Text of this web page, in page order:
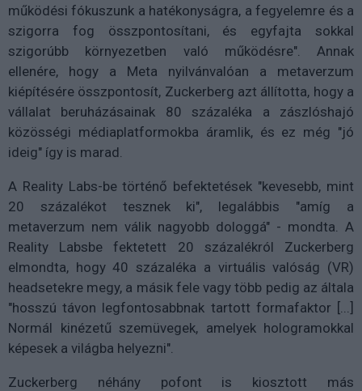
működési fókuszunk a hatékonyságra, a fegyelemre és a
szigorra fog összpontosítani, és egyfajta sokkal
szigorúbb környezetben való működésre". Annak
ellenére, hogy a Meta nyilvánvalóan a metaverzum
kiépítésére összpontosít, Zuckerberg azt állította, hogy a
vállalat beruházásainak 80 százaléka a zászlóshajó
közösségi médiaplatformokba áramlik, és ez még "jó
ideig" így is marad.
A Reality Labs-be történő befektetések "kevesebb, mint
20 százalékot tesznek ki", legalábbis "amíg a
metaverzum nem válik nagyobb dologgá" - mondta. A
Reality Labsbe fektetett 20 százalékról Zuckerberg
elmondta, hogy 40 százaléka a virtuális valóság (VR)
headsetekre megy, a másik fele vagy több pedig az általa
"hosszú távon legfontosabbnak tartott formafaktor [...]
Normál kinézetű szemüvegek, amelyek hologramokkal
képesek a világba helyezni".
Zuckerberg néhány pofont is kiosztott más